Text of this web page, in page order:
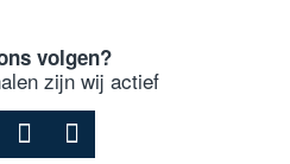
volgen?
zijn wij actief